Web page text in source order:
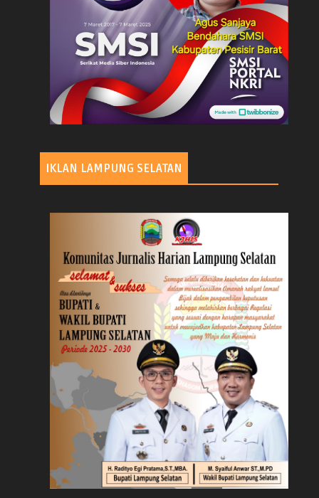
IKLAN LAMPUNG SELATAN